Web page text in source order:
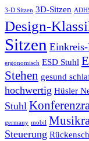
3-D Sitzen 3D-Sitzen
Design-
Sitzen
ergonomisch ESD Stuhl
Stehen gesund
hochwertig Hüsler
Stuhl
germany mobil
Steuerung